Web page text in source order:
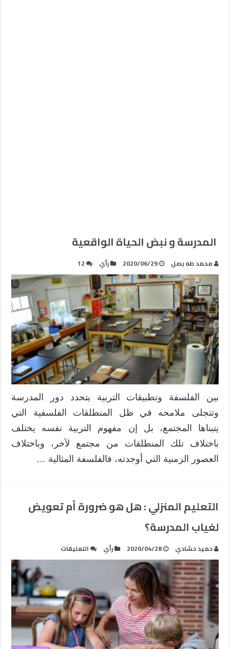
المدرسة و نبض الحياة الواقعية
محمد طه بصل 2020/06/29 رأي 12
بين الفلسفة وتطبيقات التربية يتحدد دور المدرسة
وتتجلى ملامحه في ظل المنطلقات الفلسفية التي
يتبناها المجتمع، بل إن مفهوم التربية نفسه يختلف
باختلاف تلك المنطلقات من مجتمع لآخر، وباختلاف
العصور الزمنية التي أوجدته، فالفلسفة المثالية …
التعليم المنزلي : هل هو ضرورة أم تعويض
لغياب المدرسة؟
حميد حشادي 2020/04/28 رأي التعليقات
التعليم
المنزلي
هل
هو
ضرورة
أم
تعويض